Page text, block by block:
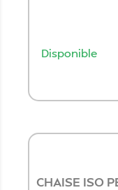
Disponible
CHAISE ISO